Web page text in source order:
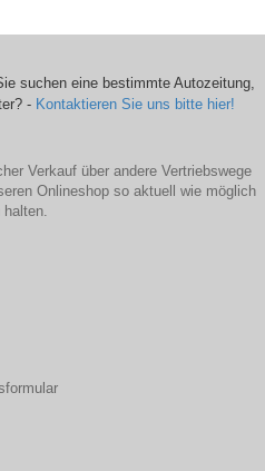
suchen eine bestimmte Autozeitung,
- Kontaktieren Sie uns bitte hier!
Verkauf über andere Vertriebswege
Onlineshop so aktuell wie möglich